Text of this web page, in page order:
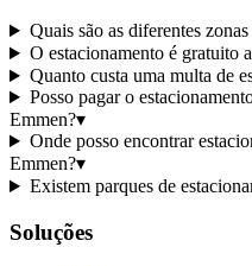
Quais são as diferentes
O estacionamento é gratuito
Quanto custa uma multa de
Posso pagar o
Emmen?▾
Onde posso encontrar
Emmen?▾
Existem parques de
Soluções